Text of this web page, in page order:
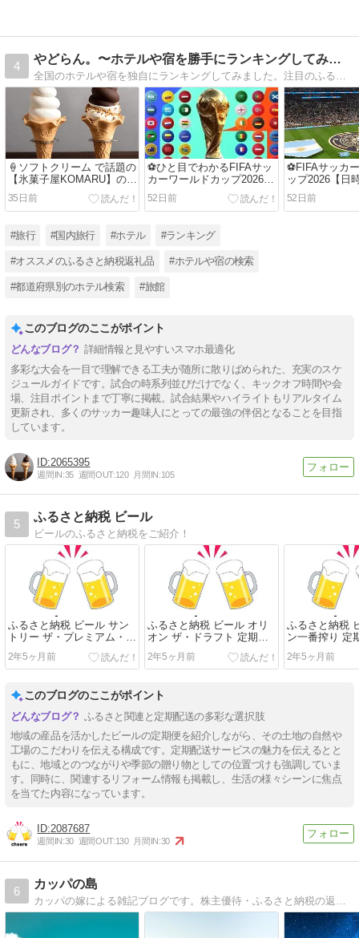
4
やどらん。〜ホテルや宿を勝手にランキングしてみた〜
全国のホテルや宿を独自にランキングしてみました。注目のふるさと納税返礼品や季節の特集も紹介しています。旅行プランやお買い物に、お役立ていただけたら幸いです。
🍦ソフトクリーム で話題の
【氷菓子屋KOMARU】の紹
介🍦
35日前
⚽ひと目でわかるFIFAサッ
カーワールドカップ2026結
果速報・日程組み合わせ・
グループ順位早見表⚽
52日前
⚽FIFAサッカ
ップ2026【日
52日前
#旅行 #国内旅行 #ホテル #ランキング
#オススメのふるさと納税返礼品 #ホテルや宿の検索
#都道府県別のホテル検索 #旅館
このブログのここがポイント
詳細情報と見やすいスマホ最適化
多彩な大会を一目で理解できる工夫が随所に散りばめられた、充実のスケ
ジュールガイドです。試合の時系列並びだけでなく、キックオフ時間や会
場、注目ポイントまで丁寧に掲載。試合結果やハイライトもリアルタイム
更新され、多くのサッカー趣味人にとっての最強の伴侶となることを目指
しています。
2065395
週間IN:35 週間OUT:120 月間IN:105
5
ふるさと納税 ビール
ビールのふるさと納税をご紹介！
ふるさと納税 ビール サン
トリー ザ・プレミアム・モ
ルツ 3ヶ月 定期便
2年5ヶ月前
ふるさと納税 ビール オリ
オン ザ・ドラフト 定期便
6回
2年5ヶ月前
ふるさと納税
ン一番搾り 定
2年5ヶ月前
このブログのここがポイント
ふるさと関連と定期配送の多彩な選択肢
地域の産品を活かしたビールの定期便を紹介しながら、その土地の自然や
工場のこだわりを伝える構成です。定期配送サービスの魅力を伝えるとと
もに、地域とのつながりや季節の贈り物としての位置づけも強調していま
す。同時に、関連するリフォーム情報も掲載し、生活の様々シーンに焦点
を当てた内容になっています。
2087687
週間IN:30 週間OUT:130 月間IN:30
6
カッパの島